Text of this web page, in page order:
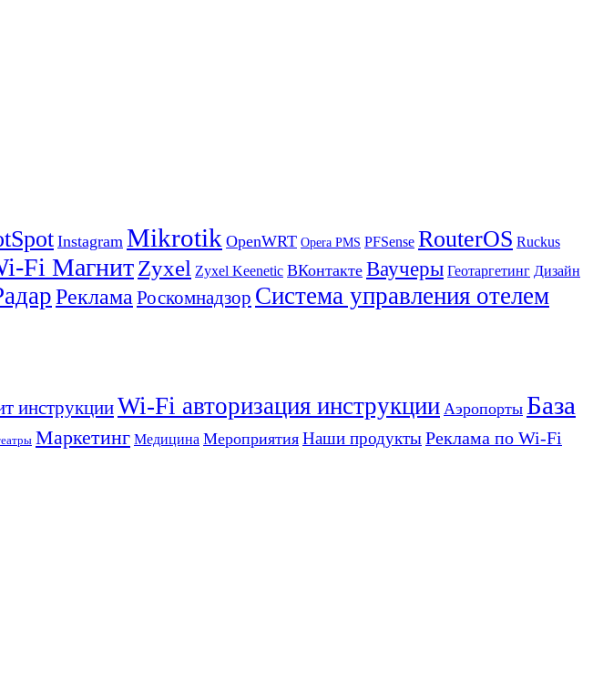
Instagram Mikrotik OpenWRT Opera PMS PFSense RouterOS Ruckus
Fi МагнитZyxel Zyxel Keenetic ВКонтакте Ваучеры Геотаргетинг Дизайн
Реклама Роскомнадзор Система управления отелем
инструкцииWi-Fi авторизация инструкции Аэропорты База
Маркетинг Медицина Мероприятия Наши продуктыРеклама по Wi-Fi